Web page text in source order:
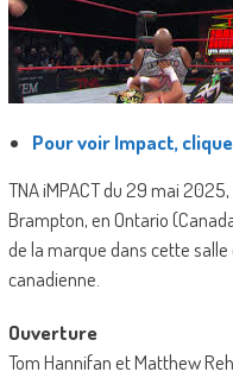
Pour voir Impact,
TNA iMPACT du 29 mai
Brampton, en Ontario
de la marque dans cette
canadienne.
Ouverture
Tom Hannifan et Matthew